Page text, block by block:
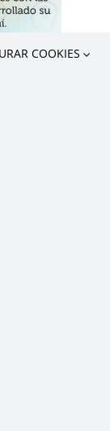
COOKIES